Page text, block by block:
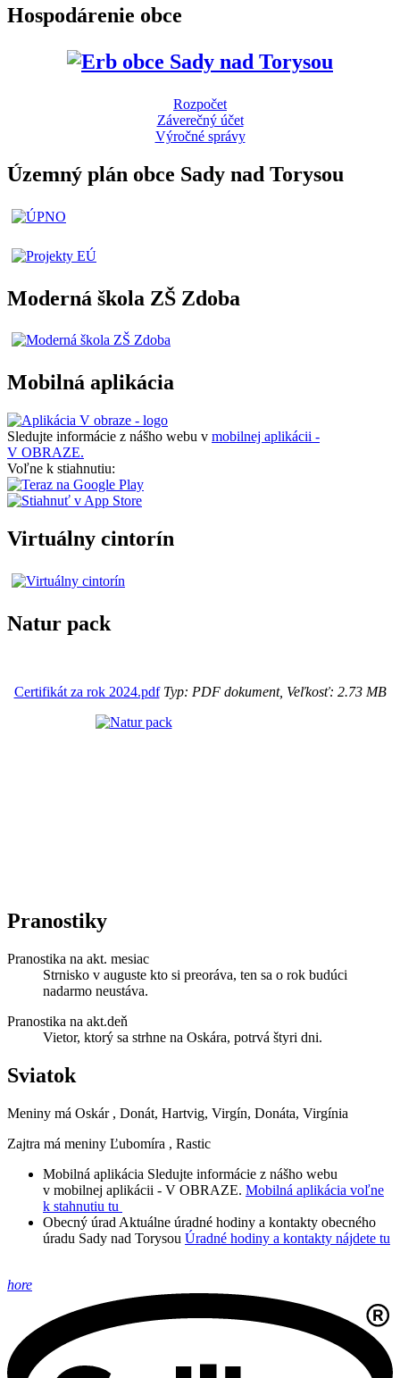
Hospodárenie obce
Rozpočet
Záverečný účet
Výročné správy
Územný plán obce Sady nad Torysou
Moderná škola ZŠ Zdoba
Mobilná aplikácia
Sledujte informácie z nášho webu v mobilnej aplikácii -
V OBRAZE.
Voľne k stiahnutiu:
Virtuálny cintorín
Natur pack
Certifikát za rok 2024.pdfTyp: PDF dokument, Veľkosť: 2.73 MB
Pranostiky
Pranostika na akt. mesiac
Strnisko v auguste kto si preoráva, ten sa o rok budúci
nadarmo neustáva.
Pranostika na akt.deň
Vietor, ktorý sa strhne na Oskára, potrvá štyri dni.
Sviatok
Meniny má Oskár , Donát, Hartvig, Virgín, Donáta, Virgínia
Zajtra má meniny Ľubomíra , Rastic
Mobilná aplikácia Sledujte informácie z nášho webu
v mobilnej aplikácii - V OBRAZE. Mobilná aplikácia voľne
k stahnutiu tu
Obecný úrad Aktuálne úradné hodiny a kontakty obecného
úradu Sady nad Torysou Úradné hodiny a kontakty nájdete tu
hore